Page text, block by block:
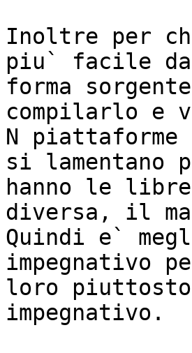
Inoltre per
piu` facile
forma
compilarlo e
N
si lamentano
hanno le
diversa, il
Quindi e`
impegnativo
loro
impegnativo.